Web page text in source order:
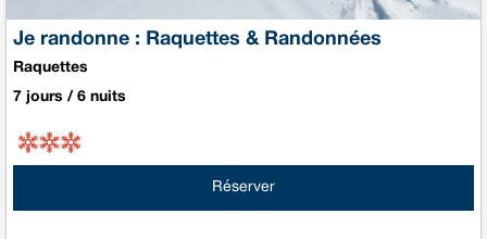
Je randonne : Raquettes & Randonnées
Raquettes
7 jours / 6 nuits
Réserver